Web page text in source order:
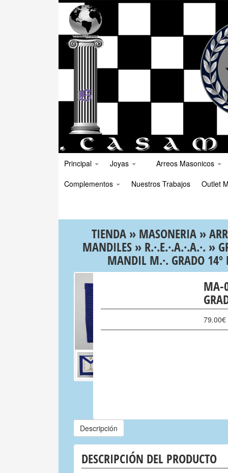
Principal Joyas
Arreos Masonicos
Complementos
Nuestros Trabajos Outlet
TIENDA » MASONERIA »
MANDILES» R.·.E.·.A.·.A.·. »
MANDIL M.·. GRADO 14º
MA-
79.00€
Descripción
DESCRIPCIÓN DEL PRODUCTO